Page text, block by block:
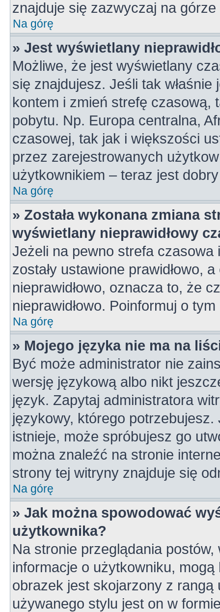
znajduje się zazwyczaj na
Na górę
» Jest wyświetlany
Możliwe, że jest wyświetlany
się znajdujesz. Jeśli tak
kontem i zmień strefę czasową,
pobytu. Np. Europa centralna,
czasowej, tak jak i większości
przez zarejestrowanych
użytkownikiem – teraz jest
Na górę
» Została wykonana zmiana
wyświetlany nieprawidłowy
Jeżeli na pewno strefa
zostały ustawione prawidłowo,
nieprawidłowo, oznacza to, że
nieprawidłowo. Poinformuj o
Na górę
» Mojego języka nie ma na
Być może administrator nie
wersję językową albo nikt
język. Zapytaj administratora
językowy, którego
istnieje, może spróbujesz go
można znaleźć na stronie
strony tej witryny znajduje się
Na górę
» Jak można spowodować
użytkownika?
Na stronie przeglądania
informacje o użytkowniku,
obrazek jest skojarzony z
używanego stylu jest on w